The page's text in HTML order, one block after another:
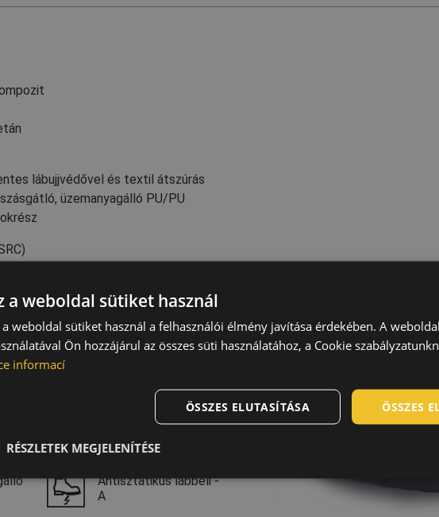
lábujjvédővel és textil átszúrás
üzemanyagálló PU/PU
Energiaelnyelő
sarokrész - E
Légáteresztő
felsőrész
Antisztatikus lábbeli -
A
a weboldal sütiket használ
a weboldal sütiket használ a felhasználói élmény javítása érdekében. A
Ön hozzájárul az összes süti használatához, a Cookie
informací
ÖSSZES
ÖSSZES ELUTASÍTÁSA
RÉSZLETEK MEGJELENÍTÉSE